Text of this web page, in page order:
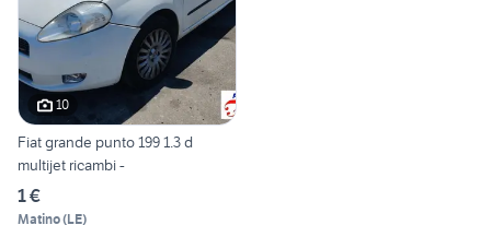
10
Fiat grande punto 199 1.3 d
multijet ricambi -
1 €
Matino(LE)